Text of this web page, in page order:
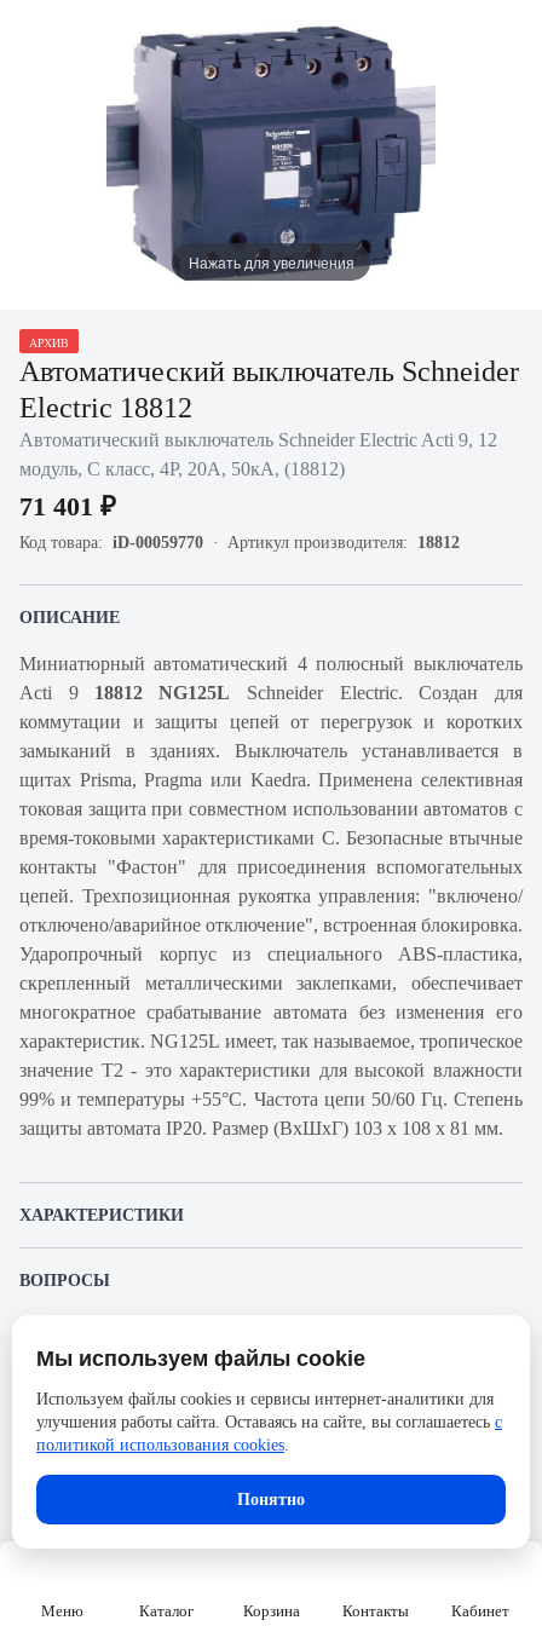
Меню Каталог Корзина Контакты Кабинет
Нажать для увеличения
АРХИВ
Автоматический выключатель Schneider
Electric 18812
Автоматический выключатель Schneider Electric Acti 9, 12
модуль, C класс, 4P, 20А, 50кА, (18812)
71 401 ₽
Код товара: iD-00059770 Артикул производителя: 18812
ОПИСАНИЕ
Миниатюрный автоматический 4 полюсный выключатель
Acti 9 18812 NG125L Schneider Electric. Создан для
коммутации и защиты цепей от перегрузок и коротких
замыканий в зданиях. Выключатель устанавливается в
щитах Prisma, Pragma или Kaedra. Применена селективная
токовая защита при совместном использовании автоматов с
время-токовыми характеристиками С. Безопасные втычные
контакты "Фастон" для присоединения вспомогательных
цепей. Трехпозиционная рукоятка управления: "включено/
отключено/аварийное отключение", встроенная блокировка.
Ударопрочный корпус из специального ABS-пластика,
скрепленный металлическими заклепками, обеспечивает
многократное срабатывание автомата без изменения его
характеристик. NG125L имеет, так называемое, тропическое
значение Т2 - это характеристики для высокой влажности
99% и температуры +55°С. Частота цепи 50/60 Гц. Степень
защиты автомата IP20. Размер (ВхШхГ) 103 х 108 х 81 мм.
ХАРАКТЕРИСТИКИ
Производитель
Серия
Acti 9
Номинальный ток
Напряжение, В
690
Количество полюсов
ВОПРОСЫ
Пожалуйста, авторизуйтесь, чтобы иметь
возможность оставлять вопросы.
Представленные изображения и характеристики могут отличаться от реального
без предварительного уведомления. Компания АйДистрибьют не несёт
ответственности в случае не соответствия текущей модели товаров фотографиям,
размещённым в карточке товара.
Мы используем файлы cookie
Используем файлы cookies и сервисы интернет-аналитики для
улучшения работы сайта. Оставаясь на сайте, вы соглашаетесь с
политикой использования cookies.
Понятно